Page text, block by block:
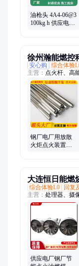
油枪头 4A4-06@3
100kg h 供应电厂
徐州瀚能燃控
安心购
综合体验
主营： 点火杆、高
硫磺喷枪、防爆气
钢厂电厂用放散
火炬点火装置点
大连恒日能燃
综合体验L0
回复
主营： 处理器、摄
感器、火检透镜、
图像火检镜、图像
器、火焰检测器、
置、火焰图像连接
冷却风系统
供应电厂钢厂节